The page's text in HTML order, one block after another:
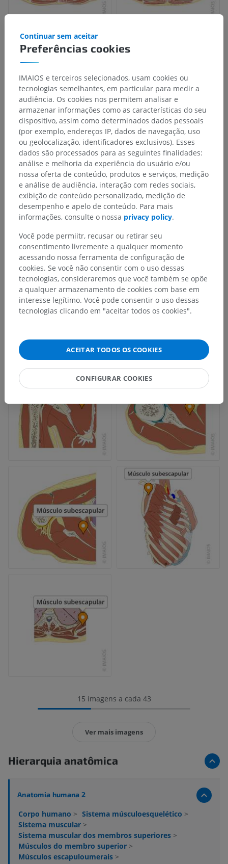
15 imagens a cada 43
Ver mais imagens
Hierarquia anatômica
Anatomia humana 2
Corpo humano > Sistema músculoesquelético >
Sistema muscular >
Sistema muscular dos membros superiores >
Músculos do membro superior >
Músculos escapuloumerais >
Preferências cookies
Continuar sem aceitar
IMAIOS e terceiros selecionados, usam cookies ou
tecnologias semelhantes, em particular para medir a
audiência. Os cookies nos permitem analisar e
armazenar informações como as características do seu
dispositivo, assim como determinados dados pessoais
(por exemplo, endereços IP, dados de navegação, uso
ou geolocalização, identificadores exclusivos). Esses
dados são processados para as seguintes finalidades:
análise e melhoria da experiência do usuário e/ou
nossa oferta de conteúdo, produtos e serviços, medição
e análise de audiência, interação com redes sociais,
exibição de conteúdo personalizado, medição de
desempenho e apelo de conteúdo. Para mais
informações, consulte o nossa privacy policy.
Você pode permiitr, recusar ou retirar seu
consentimento livremente a qualquer momento
acessando nossa ferramenta de configuração de
cookies. Se você não consentir com o uso dessas
tecnologias, consideraremos que você também se opõe
a qualquer armazenamento de cookies com base em
interesse legítimo. Você pode consentir o uso dessas
tecnologias clicando em "aceitar todos os cookies".
ACEITAR TODOS OS COOKIES
CONFIGURAR COOKIES